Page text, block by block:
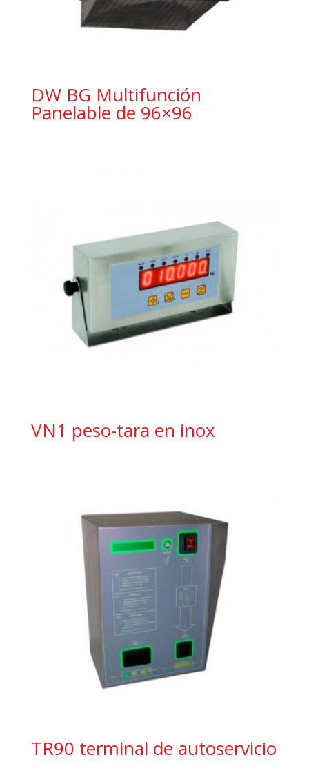
DW BG Multifunción
Panelable de 96×96
VN1 peso-tara en inox
TR90 terminal de autoservicio